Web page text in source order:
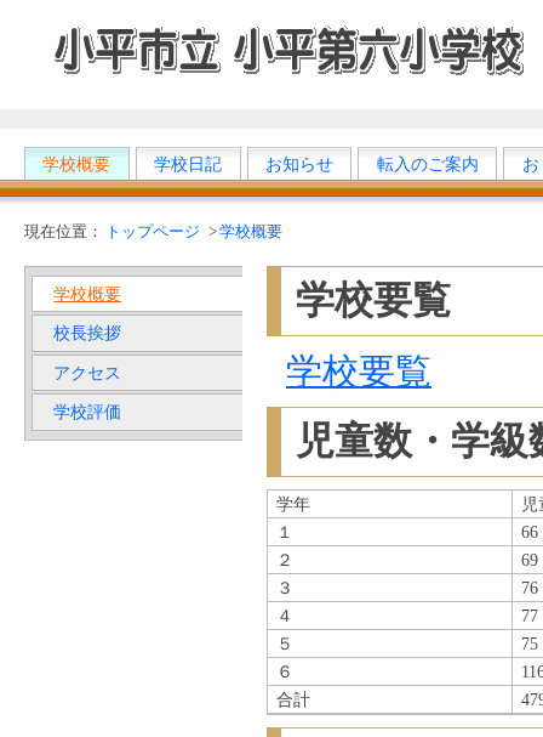
学校概要 学校日記 お知らせ 転入のご案内
現在位置： トップページ >学校概要
学校概要
校長挨拶
アクセス
学校評価
学校要覧
学校要覧
児童数・学
学年
児
１
66
２
69
３
76
４
77
５
75
６
合計